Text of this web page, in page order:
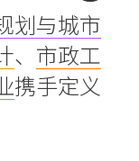
划与城市
、 市政工
携手定义
Back
to
top